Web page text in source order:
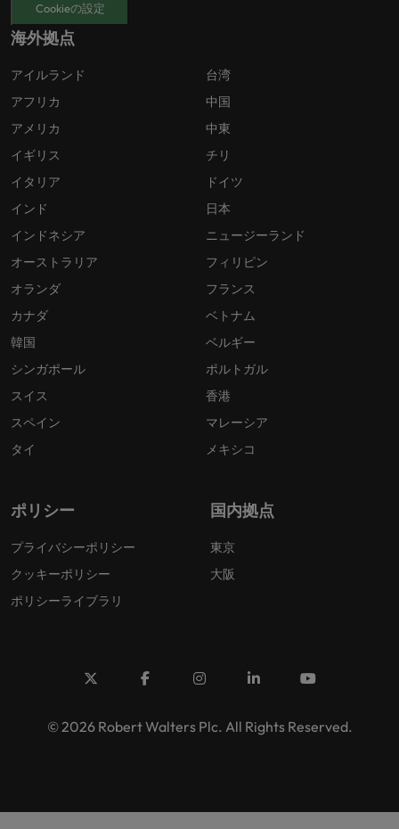
Cookieの設定
海外拠点
アイルランド
アフリカ
アメリカ
イギリス
イタリア
インド
インドネシア
オーストラリア
オランダ
カナダ
韓国
シンガポール
スイス
スペイン
タイ
台湾
中国
中東
チリ
ドイツ
日本
ニュージーランド
フィリピン
フランス
ベトナム
ベルギー
ポルトガル
香港
マレーシア
メキシコ
ポリシー
プライバシーポリシー
クッキーポリシー
ポリシーライブラリ
国内拠点
東京
大阪
© 2026 Robert Walters Plc. All Rights Reserved.